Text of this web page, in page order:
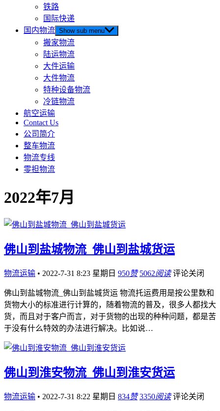
铁路
国际快递
国内物流 Show sub menu
搬家物流
陆运物流
大件运输
大件物流
特种设备物流
冷链物流
航空运输
Contact Us
公司简介
整车物流
物流专线
零担物流
2022年7月
佛山到盐城物流_佛山到盐城货运
物流运输 • 2022-7-31 8:23 星期日 950赞 5062阅读 评论关闭
佛山到盐城物流_佛山到盐城货运 物流托运费用是按公里数和
货物大小的标准进行计算的，随着物流的普及，很多人都找大
货，而且对于客户而言，对于货物的出现的种种问题，都是苦
于没有什么特效的办法进行解决。比如说…
佛山到淮安物流_佛山到淮安货运
物流运输 • 2022-7-31 8:22 星期日 834赞 3350阅读 评论关闭